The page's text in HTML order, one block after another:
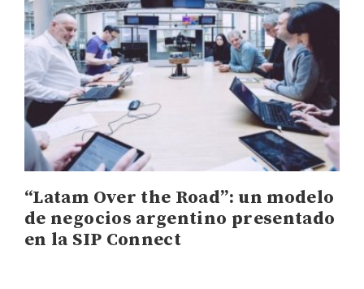
“Latam Over the Road”: un modelo
de negocios argentino presentado
en la SIP Connect